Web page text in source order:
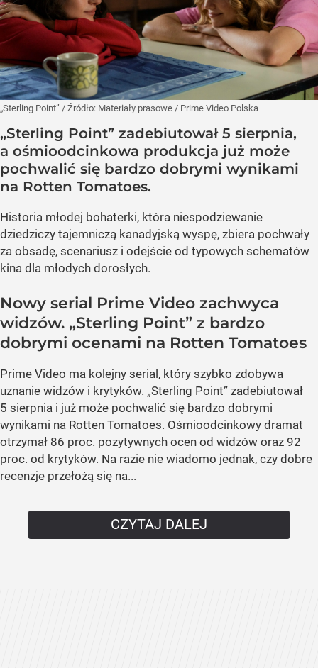
„Sterling Point” / Źródło: Materiały prasowe / Prime Video Polska
„Sterling Point” zadebiutował 5 sierpnia,
a ośmioodcinkowa produkcja już może
pochwalić się bardzo dobrymi wynikami
na Rotten Tomatoes.
Historia młodej bohaterki, która niespodziewanie
dziedziczy tajemniczą kanadyjską wyspę, zbiera pochwały
za obsadę, scenariusz i odejście od typowych schematów
kina dla młodych dorosłych.
Nowy serial Prime Video zachwyca
widzów. „Sterling Point” z bardzo
dobrymi ocenami na Rotten Tomatoes
Prime Video ma kolejny serial, który szybko zdobywa
uznanie widzów i krytyków. „Sterling Point” zadebiutował
5 sierpnia i już może pochwalić się bardzo dobrymi
wynikami na Rotten Tomatoes. Ośmioodcinkowy dramat
otrzymał 86 proc. pozytywnych ocen od widzów oraz 92
proc. od krytyków. Na razie nie wiadomo jednak, czy dobre
recenzje przełożą się na...
CZYTAJ DALEJ